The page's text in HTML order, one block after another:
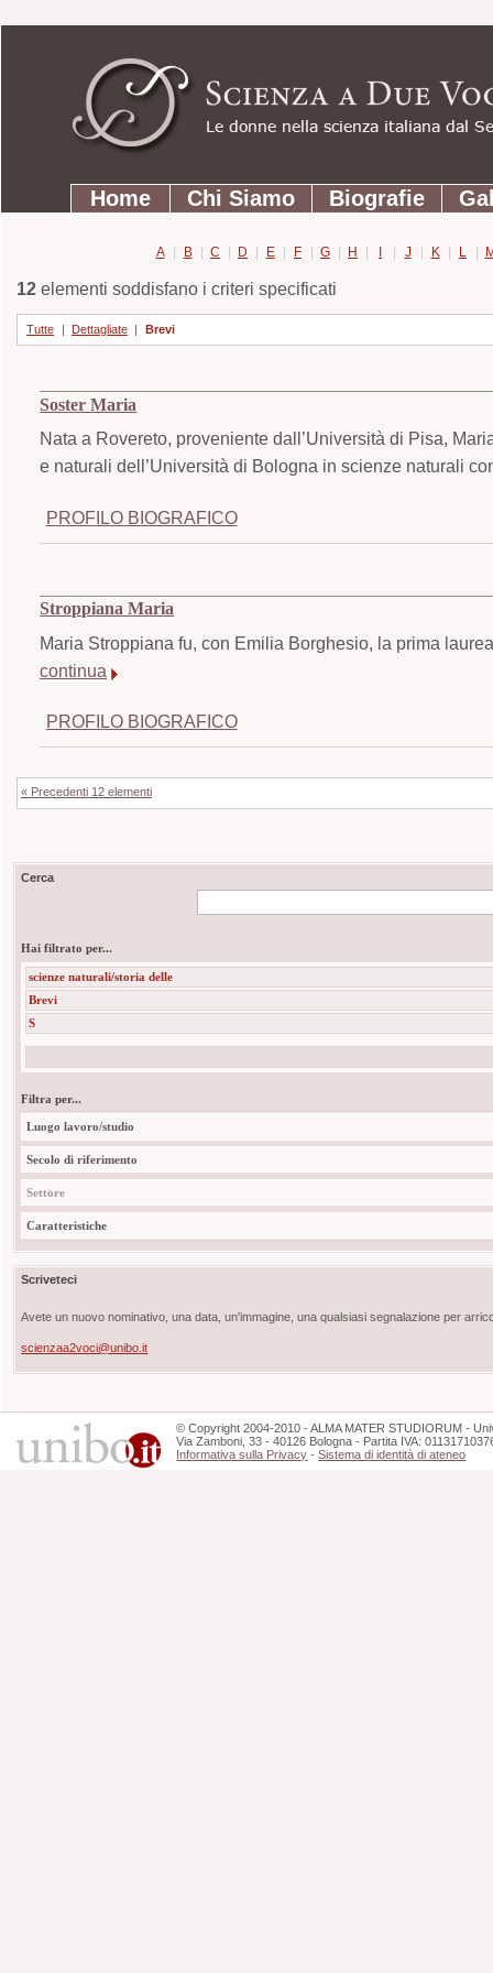
contenuti.
Strumenti
personali
SezioniHome Chi Siamo Biografie
A | B | C | D | E | F | G | H | I | J | K | L |
12elementi soddisfano i criteri specificati
Tutte | Dettagliate | Brevi
Soster Maria
Nata a Rovereto, proveniente dall’Università di Pisa,
e naturali dell’Università di Bologna in scienze naturali
PROFILO BIOGRAFICO
Stroppiana Maria
Maria Stroppiana fu, con Emilia Borghesio, la prima
continua
PROFILO BIOGRAFICO
« Precedenti 12 elementi
Cerca
Hai filtrato per...
scienze naturali/storia delle
Brevi
S
Filtra per...
Luogo lavoro/studio
Secolo di riferimento
Settore
Caratteristiche
Scriveteci
Avete un nuovo nominativo, una data, un'immagine, una qualsiasi segnalazione per
scienzaa2voci@unibo.it
©Copyright 2004-2010 - ALMA MATER STUDIORUM -
Via Zamboni, 33 - 40126 Bologna - Partita IVA:
Informativa sulla Privacy -Sistema di identità di ateneo